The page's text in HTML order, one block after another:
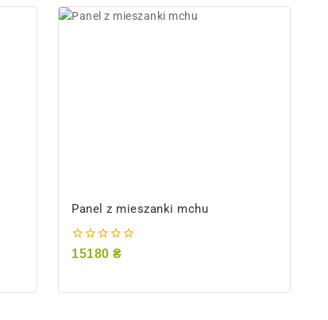
Panel z mieszanki mchu
0
15180₴